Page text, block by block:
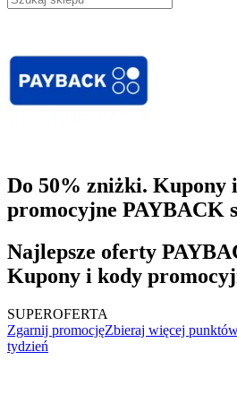
Do 50% zniżki. Kupony
promocyjne PAYBACK
Najlepsze oferty
Kupony i kody
SUPEROFERTA
Zgarnij promocjęZbieraj więcej
tydzień